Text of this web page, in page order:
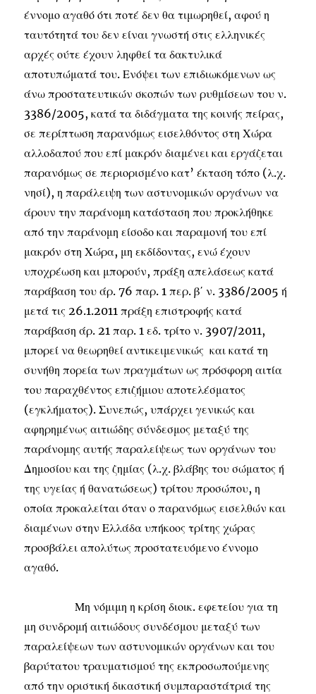
έννομο αγαθό ότι ποτέ δεν θα τιμωρηθεί, αφού η
ταυτότητά του δεν είναι γνωστή στις ελληνικές
αρχές ούτε έχουν ληφθεί τα δακτυλικά
αποτυπώματά του. Ενόψει των επιδιωκόμενων ως
άνω προστατευτικών σκοπών των ρυθμίσεων του ν.
3386/2005, κατά τα διδάγματα της κοινής πείρας,
σε περίπτωση παρανόμως εισελθόντος στη Χώρα
αλλοδαπού που επί μακρόν διαμένει και εργάζεται
παρανόμως σε περιορισμένο κατ’ έκταση τόπο (λ.χ.
νησί), η παράλειψη των αστυνομικών οργάνων να
άρουν την παράνομη κατάσταση που προκλήθηκε
από την παράνομη είσοδο και παραμονή του επί
μακρόν στη Χώρα, μη εκδίδοντας, ενώ έχουν
υποχρέωση και μπορούν, πράξη απελάσεως κατά
παράβαση του άρ. 76 παρ. 1 περ. β΄ ν. 3386/2005 ή
μετά τις 26.1.2011 πράξη επιστροφής κατά
παράβαση άρ. 21 παρ. 1 εδ. τρίτο ν. 3907/2011,
μπορεί να θεωρηθεί αντικειμενικώς και κατά τη
συνήθη πορεία των πραγμάτων ως πρόσφορη αιτία
του παραχθέντος επιζήμιου αποτελέσματος
(εγκλήματος). Συνεπώς, υπάρχει γενικώς και
αφηρημένως αιτιώδης σύνδεσμος μεταξύ της
παράνομης αυτής παραλείψεως των οργάνων του
Δημοσίου και της ζημίας (λ.χ. βλάβης του σώματος ή
της υγείας ή θανατώσεως) τρίτου προσώπου, η
οποία προκαλείται όταν ο παρανόμως εισελθών και
διαμένων στην Ελλάδα υπήκοος τρίτης χώρας
προσβάλει απολύτως προστατευόμενο έννομο
αγαθό.
Μη νόμιμη η κρίση διοικ. εφετείου για τη
μη συνδρομή αιτιώδους συνδέσμου μεταξύ των
παραλείψεων των αστυνομικών οργάνων και του
βαρύτατου τραυματισμού της εκπροσωπούμενης
από την οριστική δικαστική συμπαραστάτριά της